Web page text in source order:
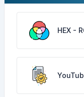
HEX -